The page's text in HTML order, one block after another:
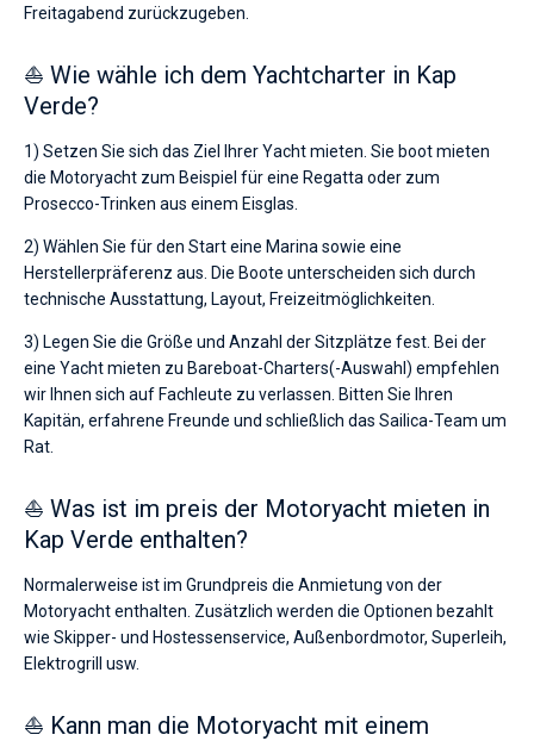
Freitagabend zurückzugeben.
⛵ Wie wähle ich dem Yachtcharter in Kap
Verde?
1) Setzen Sie sich das Ziel Ihrer Yacht mieten. Sie boot mieten
die Motoryacht zum Beispiel für eine Regatta oder zum
Prosecco-Trinken aus einem Eisglas.
2) Wählen Sie für den Start eine Marina sowie eine
Herstellerpräferenz aus. Die Boote unterscheiden sich durch
technische Ausstattung, Layout, Freizeitmöglichkeiten.
3) Legen Sie die Größe und Anzahl der Sitzplätze fest. Bei der
eine Yacht mieten zu Bareboat-Charters(-Auswahl) empfehlen
wir Ihnen sich auf Fachleute zu verlassen. Bitten Sie Ihren
Kapitän, erfahrene Freunde und schließlich das Sailica-Team um
Rat.
⛵ Was ist im preis der Motoryacht mieten in
Kap Verde enthalten?
Normalerweise ist im Grundpreis die Anmietung von der
Motoryacht enthalten. Zusätzlich werden die Optionen bezahlt
wie Skipper- und Hostessenservice, Außenbordmotor, Superleih,
Elektrogrill usw.
⛵ Kann man die Motoryacht mit einem